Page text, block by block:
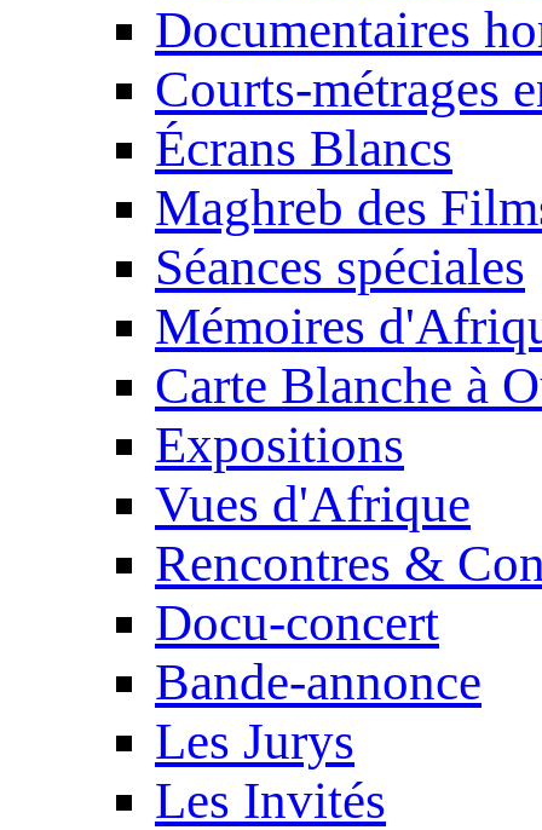
Documentaires
Courts-métrages
Écrans Blancs
Maghreb des
Séances spéciales
Mémoires
Carte Blanche à
Expositions
Vues d'Afrique
Rencontres &
Docu-concert
Bande-annonce
Les Jurys
Les Invités